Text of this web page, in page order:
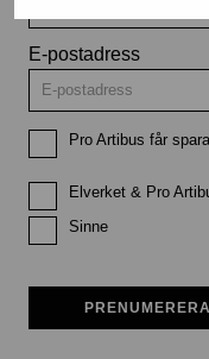
E-postadress
Pro Artibus får
Elverket & Pro
Sinne